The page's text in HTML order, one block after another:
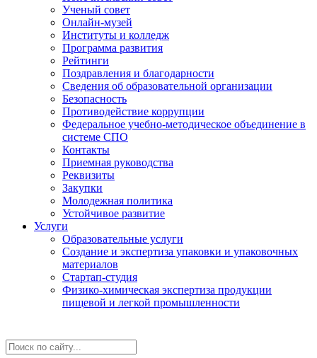
Ученый совет
Онлайн-музей
Институты и колледж
Программа развития
Рейтинги
Поздравления и благодарности
Сведения об образовательной организации
Безопасность
Противодействие коррупции
Федеральное учебно-методическое объединение в
системе СПО
Контакты
Приемная руководства
Реквизиты
Закупки
Молодежная политика
Устойчивое развитие
Услуги
Образовательные услуги
Создание и экспертиза упаковки и упаковочных
материалов
Стартап-студия
Физико-химическая экспертиза продукции
пищевой и легкой промышленности